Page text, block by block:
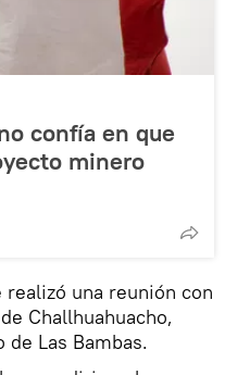
confía en que
minero
una reunión con
Challhuahuacho,
Las Bambas.